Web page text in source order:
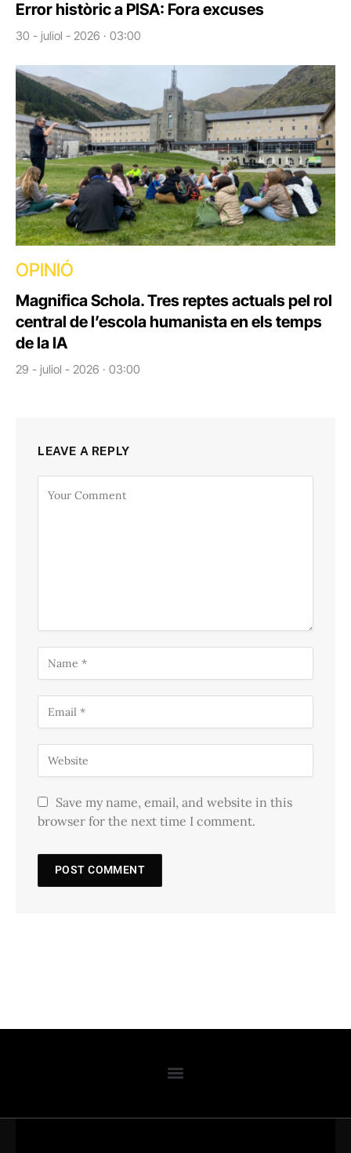
Error històric a PISA: Fora excuses
30 - juliol - 2026 · 03:00
OPINIÓ
Magnifica Schola. Tres reptes actuals pel rol
central de l’escola humanista en els temps
de la IA
29 - juliol - 2026 · 03:00
LEAVE A REPLY
Save my name, email, and website in this
browser for the next time I comment.